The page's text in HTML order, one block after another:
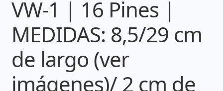
VW-1 | 16 Pines |
MEDIDAS: 8,5/29 cm
de largo (ver
imágenes)/ 2 cm de